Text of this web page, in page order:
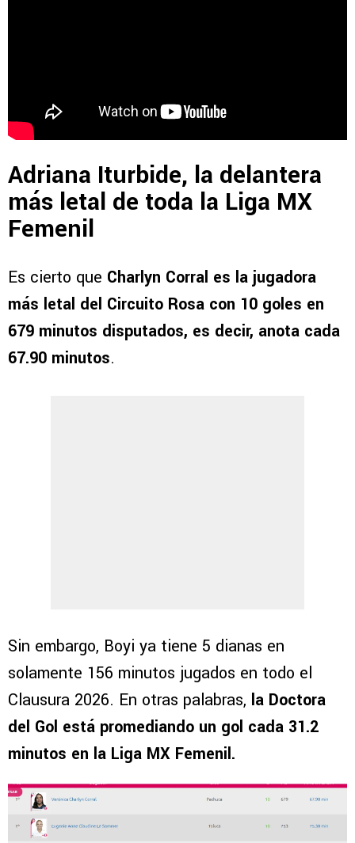
Adriana Iturbide, la delantera
más letal de toda la Liga MX
Femenil
Es cierto que Charlyn Corral es la jugadora
más letal del Circuito Rosa con 10 goles en
679 minutos disputados, es decir, anota cada
67.90 minutos.
Sin embargo, Boyi ya tiene 5 dianas en
solamente 156 minutos jugados en todo el
Clausura 2026. En otras palabras, la Doctora
del Gol está promediando un gol cada 31.2
minutos en la Liga MX Femenil.